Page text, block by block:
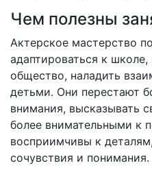
Чем полезны
Актерское мастерство
адаптироваться к
общество, наладить
детьми. Они перестают
внимания, высказывать
более внимательными к
восприимчивы к
сочувствия и понимания.